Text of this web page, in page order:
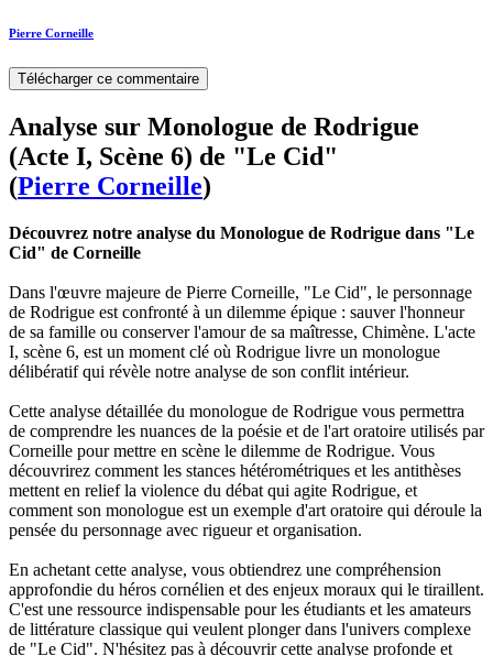
Pierre Corneille
Télécharger ce commentaire
Analyse sur Monologue de Rodrigue
(Acte I, Scène 6) de "Le Cid"
(Pierre Corneille)
Découvrez notre analyse du Monologue de Rodrigue dans "Le
Cid" de Corneille
Dans l'œuvre majeure de Pierre Corneille, "Le Cid", le personnage
de Rodrigue est confronté à un dilemme épique : sauver l'honneur
de sa famille ou conserver l'amour de sa maîtresse, Chimène. L'acte
I, scène 6, est un moment clé où Rodrigue livre un monologue
délibératif qui révèle notre analyse de son conflit intérieur.
Cette analyse détaillée du monologue de Rodrigue vous permettra
de comprendre les nuances de la poésie et de l'art oratoire utilisés par
Corneille pour mettre en scène le dilemme de Rodrigue. Vous
découvrirez comment les stances hétérométriques et les antithèses
mettent en relief la violence du débat qui agite Rodrigue, et
comment son monologue est un exemple d'art oratoire qui déroule la
pensée du personnage avec rigueur et organisation.
En achetant cette analyse, vous obtiendrez une compréhension
approfondie du héros cornélien et des enjeux moraux qui le tiraillent.
C'est une ressource indispensable pour les étudiants et les amateurs
de littérature classique qui veulent plonger dans l'univers complexe
de "Le Cid". N'hésitez pas à découvrir cette analyse profonde et